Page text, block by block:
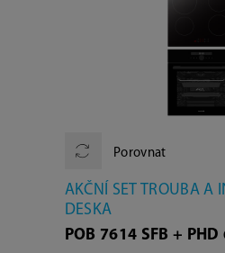
Porovnat
AKČNÍ SET TROUBA A
DESKA
POB 7614 SFB + PHD